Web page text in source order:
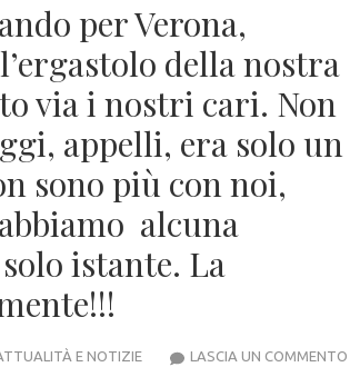
per Verona,
della nostra
via i nostri cari. Non
appelli, era solo un
sono più con noi,
alcuna
istante. La
LASCIA UN COMMENTOIL
E NOTIZIE